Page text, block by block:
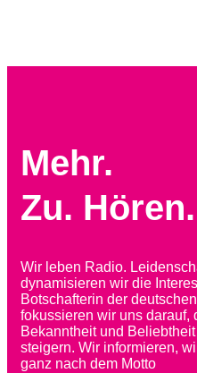
Mehr.
Zu. Hören.
Wir leben Radio.
dynamisieren wir die
Botschafterin der
fokussieren wir uns darauf,
Bekanntheit und
steigern. Wir informieren,
ganz nach dem Motto